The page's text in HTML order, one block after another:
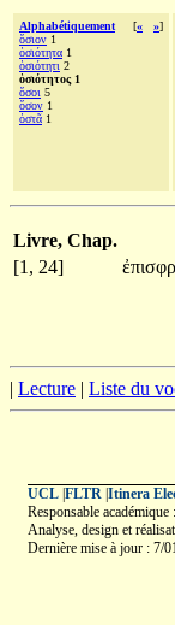
Alphabétiquement [« »]
ὅσιον 1
ὁσιότητα 1
ὁσιότητι 2
ὁσιότητος 1
ὅσοι 5
ὅσον 1
ὀστᾶ 1
Livre, Chap.
[1, 24]
| Lecture | Liste du
UCL| FLTR| Itinera
Responsable académique :
Analyse, design et
Dernière mise à jour : 7/